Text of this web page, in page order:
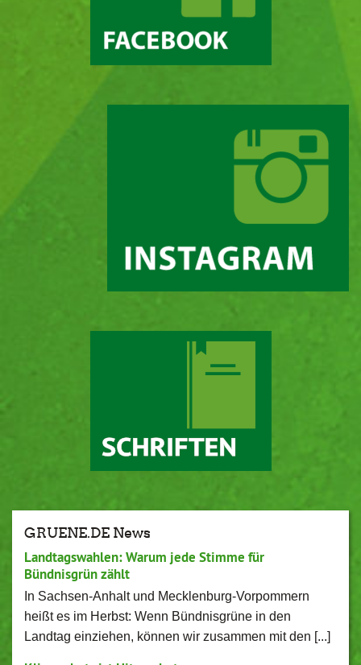
GRUENE.DE News
Landtagswahlen: Warum jede Stimme für
Bündnisgrün zählt
In Sachsen-Anhalt und Mecklenburg-Vorpommern
heißt es im Herbst: Wenn Bündnisgrüne in den
Landtag einziehen, können wir zusammen mit den [...]